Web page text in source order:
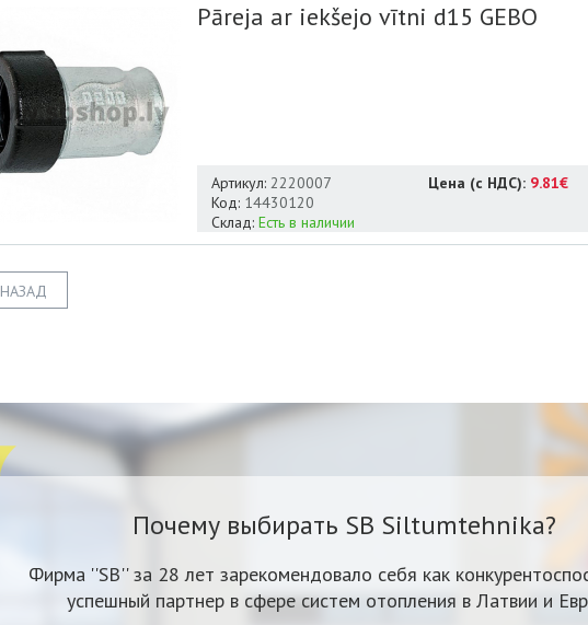
Pāreja ar iekšejo vītni d15 GEBO
Цена (с НДС): 9.81€
Артикул: 2220007
Код: 14430120
Склад: Есть в наличии
НАЗАД
Почему выбирать SB Siltumtehnika?
Фирма ''SB'' за 28 лет зарекомендовало себя как
успешный партнер в сфере систем отопления в Латвии и